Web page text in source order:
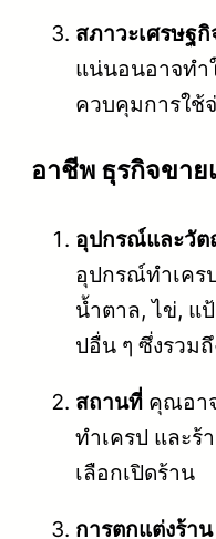
สภาวะเศรษฐกิ
แน่นอนอาจทำ
ควบคุมการใช้
อาชีพ ธุรกิจขาย
อุปกรณ์และวัต
อุปกรณ์ทำเคร
น้ำตาล, ไข่, แ
ปอื่น ๆ ซึ่งรวม
สถานที่ คุณอา
ทำเครป และ
เลือกเปิดร้าน
การตกแต่งร้าน